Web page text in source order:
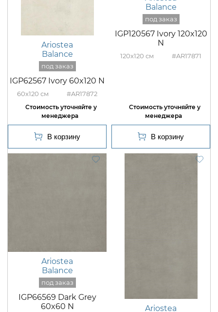
Ariostea
Balance
IGP62567 Ivory 60x120 N
60x120 #AR17872
Balance
IGP120567 Ivory 120x120
N
120x120 #AR17871
Ariostea
Balance
IGP66569 Dark Grey
60x60 N
Ariostea